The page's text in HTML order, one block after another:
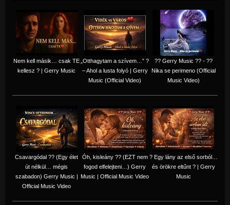
Nem kell másik… csak TE
kellesz ? | Gerry Music
„Otthagytam a szívem…” ?
– Ahol a lusta folyó | Gerry
Music (Official Video)
?? Gerry Music ?? - ??
Nika se perimeno (Official
Music Video)
Csavargódal ?? (Egy élet
út nélkül… mégis
szabadon) Gerry Music |
Official Music Video
Óh, kisleány ?? (EZT nem
fogod elfelejteni…) Gerry
Music | Official Music Video
? Egy lány az első sorból…
és örökre eltűnt ? | Gerry
Music